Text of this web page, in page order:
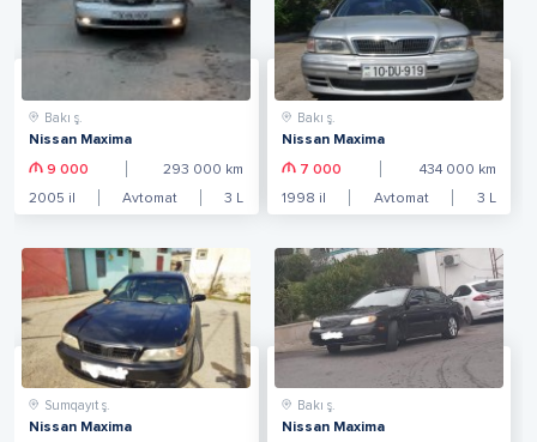
Bakı ş.
Nissan Maxima
9 000 293 000 km
2005 il Avtomat 3 L
Bakı ş.
Nissan Maxima
7 000 434 000 km
1998 il Avtomat 3 L
Sumqayıt ş.
Nissan Maxima
Bakı ş.
Nissan Maxima